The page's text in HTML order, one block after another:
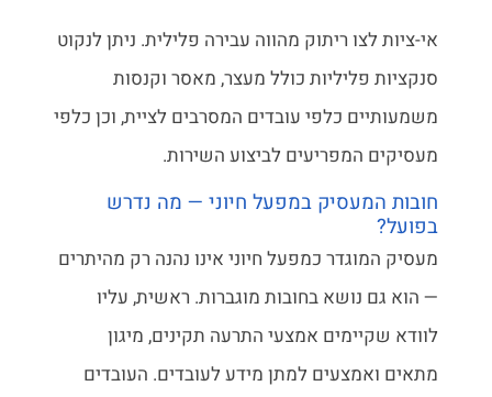
אי-ציות לצו ריתוק מהווה עבירה פלילית. ניתן לנקוט
סנקציות פליליות כולל מעצר, מאסר וקנסות
משמעותיים כלפי עובדים המסרבים לציית, וכן כלפי
מעסיקים המפריעים לביצוע השירות.
חובות המעסיק במפעל חיוני — מה נדרש
בפועל?
מעסיק המוגדר כמפעל חיוני אינו נהנה רק מהיתרים
— הוא גם נושא בחובות מוגברות. ראשית, עליו
לוודא שקיימים אמצעי התרעה תקינים, מיגון
מתאים ואמצעים למתן מידע לעובדים. העובדים